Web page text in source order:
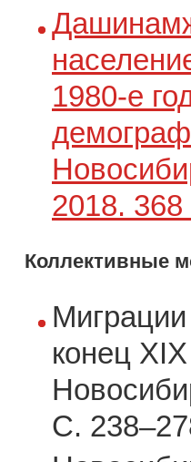
1980-е
2018. 368
Коллективные
конец
С.